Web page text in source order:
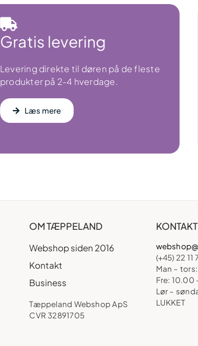
Gratis levering
Levering direkte til døren på de fleste
produkter på 2-4 hverdage.
Læs mere
OM TÆPPELAND
Webshop siden 2016
Kontakt
Business
Tæppeland Webshop ApS
CVR 32891705
(+45) 22 11
Man –
Fre: 10.00
Lør –
LUKKET